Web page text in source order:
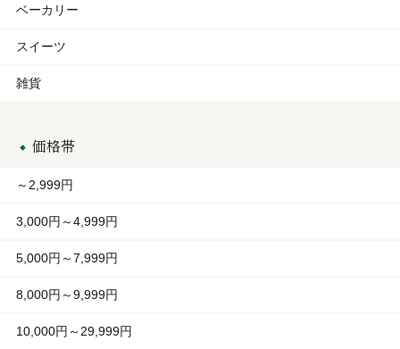
ベーカリー
スイーツ
雑貨
価格帯
～2,999円
3,000円～4,999円
5,000円～7,999円
8,000円～9,999円
10,000円～29,999円